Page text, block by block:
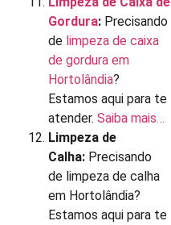
Gordura: Precisando
de limpeza de caixa
de gordura em
Hortolândia?
Estamos aqui para te
atender. Saiba mais…
Limpeza de
Calha: Precisando
de limpeza de calha
em Hortolândia?
Estamos aqui para te